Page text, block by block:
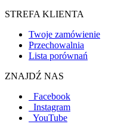
STREFA KLIENTA
Twoje zamówienie
Przechowalnia
Lista porównań
ZNAJDŹ NAS
Facebook
Instagram
YouTube